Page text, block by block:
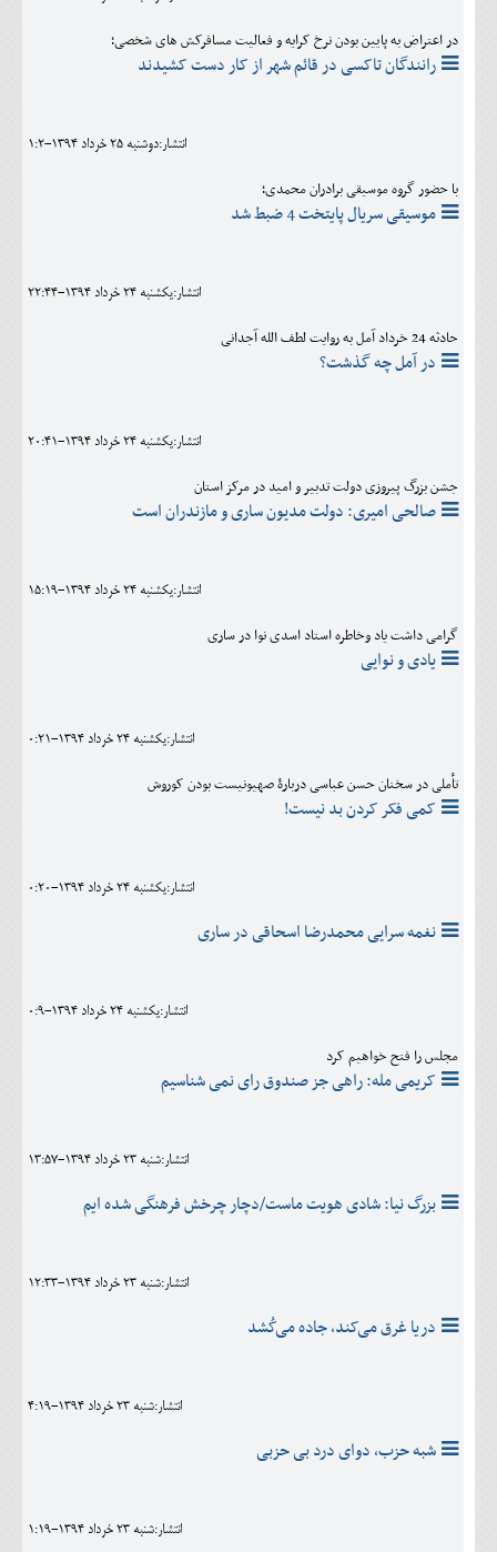
در اعتراض به پایین بودن نرخ کرایه و فعالیت مسافرکش های شخصی؛
رانندگان تاکسی در قائم شهر از کار دست کشیدند
انتشار:دوشنبه 25 خرداد 1394-1:2
با حضور گروه موسیقی برادران محمدی؛
موسیقی سریال پایتخت 4 ضبط شد
انتشار:يکشنبه 24 خرداد 1394-22:44
حادثه 24 خرداد آمل به روایت لطف الله آجدانی
در آمل چه گذشت؟
انتشار:يکشنبه 24 خرداد 1394-20:41
جشن بزرگ پیروزی دولت تدبیر و امید در مرکز استان
صالحی امیری: دولت مدیون ساری و مازندران است
انتشار:يکشنبه 24 خرداد 1394-15:19
گرامی داشت یاد وخاطره استاد اسدی نوا در ساری
یادی و نوایی
انتشار:يکشنبه 24 خرداد 1394-0:21
تأملی در سخنان حسن عباسی دربارۀ صهیونیست بودن کوروش
کمی فکر کردن بد نیست!
انتشار:يکشنبه 24 خرداد 1394-0:20
نغمه سرایی محمدرضا اسحاقی در ساری
انتشار:يکشنبه 24 خرداد 1394-0:9
مجلس را فتح خواهیم کرد
کریمی مله: راهی جز صندوق رای نمی شناسیم
انتشار:شنبه 23 خرداد 1394-13:57
بزرگ نیا: شادی هویت ماست/دچار چرخش فرهنگی شده ایم
انتشار:شنبه 23 خرداد 1394-12:33
دریا غرق می‌کند، جاده می‌کُشد
انتشار:شنبه 23 خرداد 1394-4:19
شبه حزب، دوای درد بی حزبی
انتشار:شنبه 23 خرداد 1394-1:19